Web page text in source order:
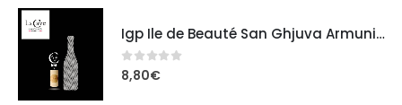
Igp Ile de Beauté San Ghjuva Armunia rouge
0 out of 5
8,80€